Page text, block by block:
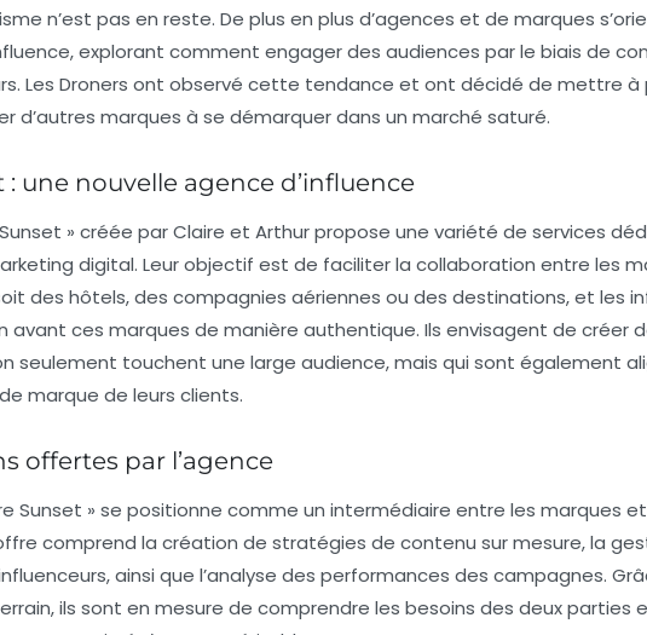
n’est pas en reste. De plus en plus d’agences et de marques
explorant comment engager des audiences par le biais de
Les Droners ont observé cette tendance et ont décidé de mettre à
d’autres marques à se démarquer dans un marché saturé.
: une nouvelle agence d’influence
Sunset » créée par Claire et Arthur propose une variété de services
digital. Leur objectif est de faciliter la collaboration entre les
des hôtels, des compagnies aériennes ou des destinations, et les
ces marques de manière authentique. Ils envisagent de créer
seulement touchent une large audience, mais qui sont également
marque de leurs clients.
offertes par l’agence
Sunset » se positionne comme un intermédiaire entre les marques
comprend la création de stratégies de contenu sur mesure, la
ainsi que l’analyse des performances des campagnes.
ils sont en mesure de comprendre les besoins des deux parties